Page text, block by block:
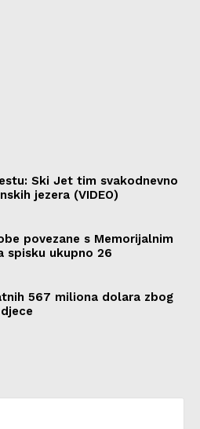
Ski Jet tim svakodnevno
jezera (VIDEO)
povezane s Memorijalnim
spisku ukupno 26
567 miliona dolara zbog